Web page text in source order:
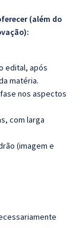
(além do
edital, após
matéria.
nos aspectos
com larga
(imagem e